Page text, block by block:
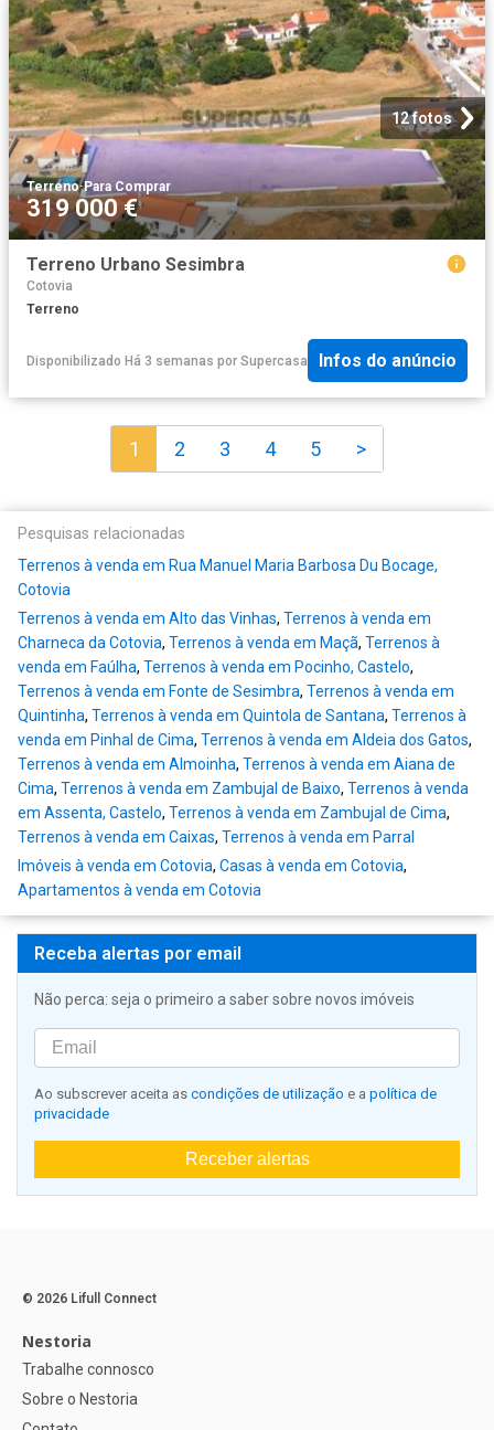
12 fotos
Terreno·Para Comprar
319 000 €
Terreno Urbano Sesimbra
Cotovia
Terreno
Disponibilizado Há 3 semanas por Supercasa Infos do anúncio
1 2 3 4 5 >
Pesquisas relacionadas
Terrenos à venda em Rua Manuel Maria Barbosa Du Bocage,
Cotovia
Terrenos à venda em Alto das Vinhas, Terrenos à venda em
Charneca da Cotovia, Terrenos à venda em Maçã, Terrenos à
venda em Faúlha, Terrenos à venda em Pocinho, Castelo,
Terrenos à venda em Fonte de Sesimbra, Terrenos à venda em
Quintinha, Terrenos à venda em Quintola de Santana, Terrenos à
venda em Pinhal de Cima, Terrenos à venda em Aldeia dos Gatos,
Terrenos à venda em Almoinha, Terrenos à venda em Aiana de
Cima, Terrenos à venda em Zambujal de Baixo, Terrenos à venda
em Assenta, Castelo, Terrenos à venda em Zambujal de Cima,
Terrenos à venda em Caixas, Terrenos à venda em Parral
Imóveis à venda em Cotovia, Casas à venda em Cotovia,
Apartamentos à venda em Cotovia
Receba alertas por email
Não perca: seja o primeiro a saber sobre novos imóveis
Ao subscrever aceita as condições de utilização e a política de
privacidade
Receber alertas
© 2026 Lifull Connect
Nestoria
Trabalhe connosco
Sobre o Nestoria